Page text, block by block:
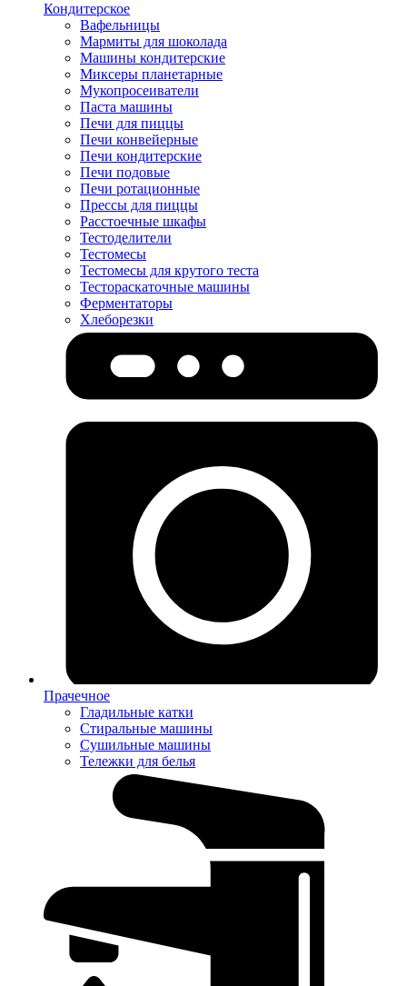
Кондитерское
Вафельницы
Мармиты для шоколада
Машины кондитерские
Миксеры планетарные
Мукопросеиватели
Паста машины
Печи для пиццы
Печи конвейерные
Печи кондитерские
Печи подовые
Печи ротационные
Прессы для пиццы
Расстоечные шкафы
Тестоделители
Тестомесы
Тестомесы для крутого теста
Тестораскаточные машины
Ферментаторы
Хлеборезки
Прачечное
Гладильные катки
Стиральные машины
Сушильные машины
Тележки для белья